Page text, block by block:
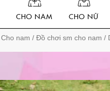
CHO NAM CHO NỮ
Cho nam / Đồ chơi sm cho nam /